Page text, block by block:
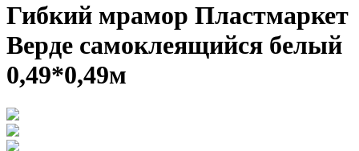
Гибкий мрамор Пластмаркет
Верде самоклеящийся белый
0,49*0,49м